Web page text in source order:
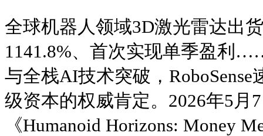
全球机器人领域3D激光雷达出
1141.8%、首次实现单季盈利
与全栈AI技术突破，
级资本的权威肯定。2026年5月
《Humanoid Horizons: Money